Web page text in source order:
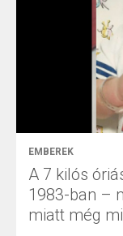
EMBEREK
A 7 kilós
1983-ban –
miatt még